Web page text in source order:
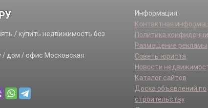
/ купить недвижимость без
/ дом / офис Московская
Информация:
Контактная
Политика
Размещение рекламы
Советы юриста
Новости
Каталог сайтов
Доска объявлений по
строительству